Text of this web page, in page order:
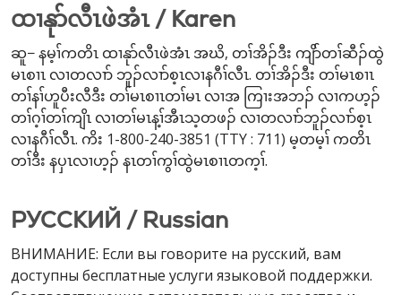
ထၢနုာ်လီၤဖဲအံၤ / Karen
ဆူ− နမ့ၢ်ကတိၤ ထၢနုာ်လီၤဖဲအံၤ အဃိ, တၢ်အိၣ်ဒီး ကျိာ်တၢ်ဆီၣ်ထွဲ
မၤစၢၤ လၢတလၢာ် ဘူၣ်လၢာ်စ့ၤလၢနဂီၢ်လီၤ. တၢ်အိၣ်ဒီး တၢ်မၤစၢၤ
တၢ်နၢ်ဟူပီးလီဒီး တၢ်မၤစၢၤတၢ်မၤ လၢအ ကြၢးအဘၣ် လၢကဟ့ၣ်
တၢ်ဂ့ၢ်တၢ်ကျိၤ လၢတၢ်မၤန့ၢ်အီၤသ့တဖၣ် လၢတလၢာ်ဘူၣ်လၢာ်စ့ၤ
လၢနဂီၢ်လီၤ. ကိး 1-800-240-3851 (TTY : 711) မ့တမ့ၢ် ကတိၤ
တၢ်ဒီး နပှၤလၢဟ့ၣ် နၤတၢ်ကွၢ်ထွဲမၤစၢၤတက့ၢ်.
РУССКИЙ / Russian
ВНИМАНИЕ: Если вы говорите на русский, вам
доступны бесплатные услуги языковой поддержки.